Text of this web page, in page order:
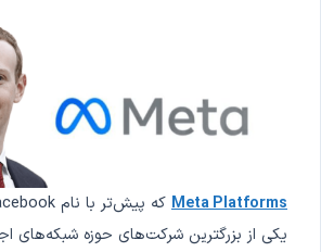
Meta Platforms
یکی از بزرگترین شرکت‌های حوزه شبکه‌های